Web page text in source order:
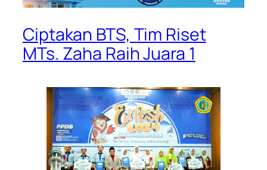
Ciptakan BTS, Tim Riset
MTs. Zaha Raih Juara 1